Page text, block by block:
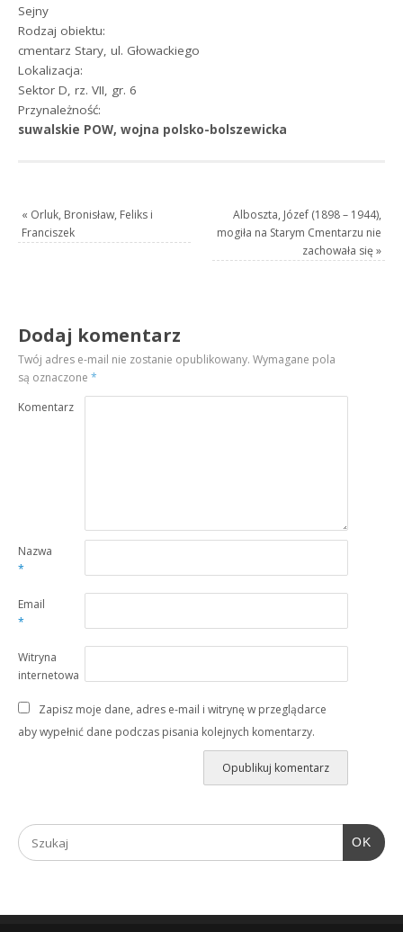
Sejny
Rodzaj obiektu:
cmentarz Stary, ul. Głowackiego
Lokalizacja:
Sektor D, rz. VII, gr. 6
Przynależność:
suwalskie POW, wojna polsko-bolszewicka
« Orluk, Bronisław, Feliks i
Franciszek
Alboszta, Józef (1898 – 1944),
mogiła na Starym Cmentarzu nie
zachowała się»
Dodaj komentarz
Twój adres e-mail nie zostanie opublikowany. Wymagane pola
są oznaczone*
Komentarz
Nazwa
*
Email
*
Witryna
internetowa
Zapisz moje dane, adres e-mail i witrynę w przeglądarce
aby wypełnić dane podczas pisania kolejnych komentarzy.
OK